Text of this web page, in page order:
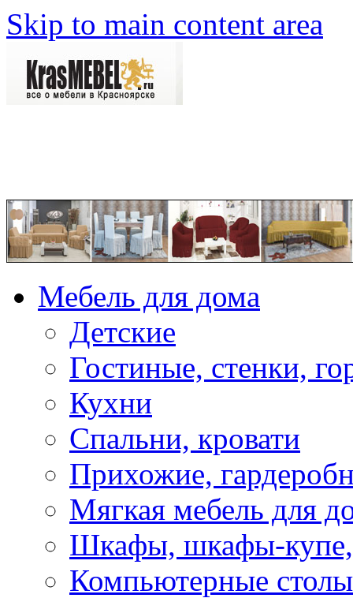
Skip to main content area
Мебель для дома
Детские
Гостиные, стенки,
Кухни
Спальни, кровати
Прихожие,
Мягкая мебель для
Шкафы, шкафы-купе,
Компьютерные столы